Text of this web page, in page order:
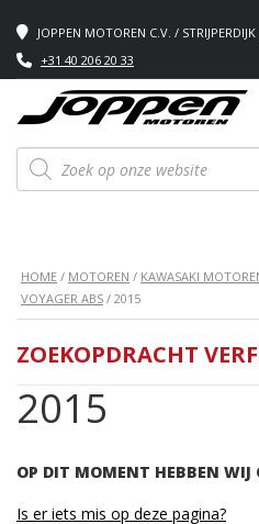
JOPPEN MOTOREN C.V. /
+31 40 206 20 33
Producten
zoeken
HOME / MOTOREN / KAWASAKI
VOYAGER ABS / 2015
2015
OP DIT MOMENT HEBBEN WIJ
ZOEKOPDRACHT
Is er iets mis op deze pagina?